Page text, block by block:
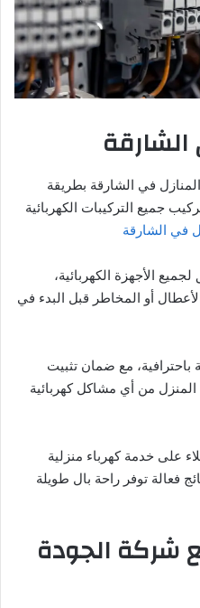
في الشارقة بطريقة
جميع التركيبات الكهربائية
في الشارقة
الأجهزة الكهربائية،
أو المخاطر قبل البدء في
باحترافية، مع ضمان تثبيت
من أي مشاكل كهربائية
على خدمة كهرباء منزلية
فعالة توفر راحة بال طويلة
شركة الجودة